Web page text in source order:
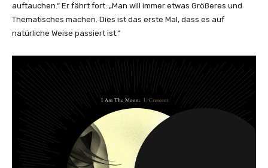
auftauchen.“ Er fährt fort: „Man will immer etwas Größeres und
Thematisches machen. Dies ist das erste Mal, dass es auf
natürliche Weise passiert ist.“